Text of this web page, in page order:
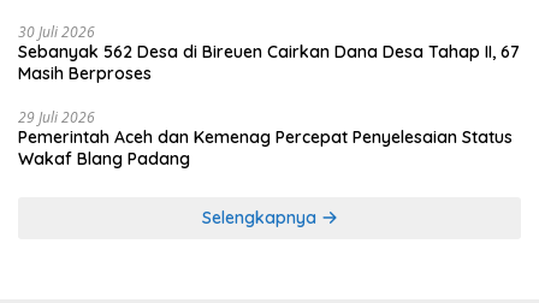
30 Juli 2026
Sebanyak 562 Desa di Bireuen Cairkan Dana Desa Tahap II, 67
Masih Berproses
29 Juli 2026
Pemerintah Aceh dan Kemenag Percepat Penyelesaian Status
Wakaf Blang Padang
Selengkapnya